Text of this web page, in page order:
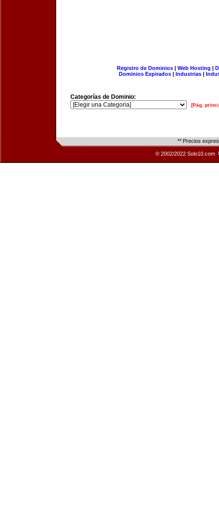
Registro de Dominios| Web Hosting |
Dominios Expirados | Industrias |
Categorías de Dominio:
[Pág.
** Precios
© 2002/2022 Solo10.com